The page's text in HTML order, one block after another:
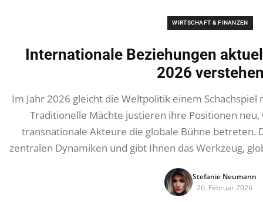
WIRTSCHAFT & FINANZEN
Internationale Beziehungen
2026
Im Jahr 2026 gleicht die Weltpolitik einem
Traditionelle Mächte justieren ihre Positionen neu,
transnationale Akteure die globale Bühne betreten.
zentralen Dynamiken und gibt Ihnen das Werkzeug,
Stefanie Neumann
26. Februar 2026